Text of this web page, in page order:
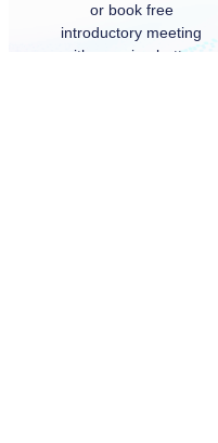
or book free
introductory meeting
with us using button